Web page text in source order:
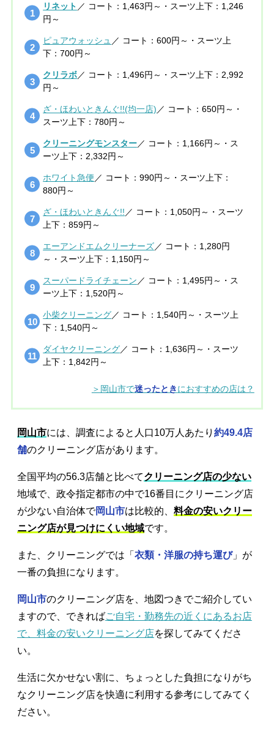
リネット ／ コート：1,463円～・スーツ上下：1,246
円～
ピュアウォッシュ ／ コート：600円～・スーツ上
下：700円～
クリラボ／ コート：1,496円～・スーツ上下：2,992
円～
ざ・ほわいときんぐ!!(均一店) ／ コート：650円～・
スーツ上下：780円～
クリーニングモンスター／ コート：1,166円～・ス
ーツ上下：2,332円～
ホワイト急便 ／ コート：990円～・スーツ上下：
880円～
ざ・ほわいときんぐ!! ／ コート：1,050円～・スーツ
上下：859円～
エーアンドエムクリーナーズ／ コート：1,280円
～・スーツ上下：1,150円～
スーパードライチェーン ／ コート：1,495円～・ス
ーツ上下：1,520円～
小柴クリーニング／ コート：1,540円～・スーツ上
下：1,540円～
ダイヤクリーニング／ コート：1,636円～・スーツ
上下：1,842円～
＞岡山市で迷ったとき におすすめの店は？
岡山市には、調査によると人口10万人あたり 約49.4店
舗のクリーニング店があります。
全国平均の56.3店舗と比べてクリーニング店の少ない
地域で、政令指定都市の中で16番目にクリーニング店
が少ない自治体で岡山市は比較的、 料金の安いクリー
ニング店が見つけにくい地域です。
また、クリーニングでは「 衣類・洋服の持ち運び」が
一番の負担になります。
岡山市のクリーニング店を、地図つきでご紹介してい
ますので、できればご自宅・勤務先の近くにあるお店
で、料金の安いクリーニング店を探してみてくださ
い。
生活に欠かせない割に、ちょっとした負担になりがち
なクリーニング店を快適に利用する参考にしてみてく
ださい。